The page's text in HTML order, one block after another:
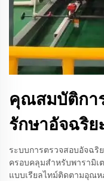
คุณสมบัติกา
รักษาอัจฉริย
ระบบการตรวจสอบอัจฉริ
ครอบคลุมสำหรับพารามิเ
แบบเรียลไทม์ติดตามอุณ